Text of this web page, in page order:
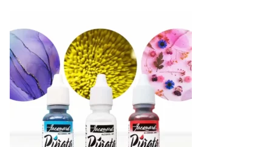
variaties.
Deze
optie
kan
gekozen
worden